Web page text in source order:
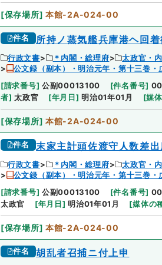
[保存場所] 本館-2A-024-00
件名 所持ノ蒸気艦兵庫港ヘ回着
行政文書 ＊内閣・総理府 太政官・
公文録（副本）・明治元年・第十三巻・
[請求番号] 公副00013100 [件名番号]
者] 太政官 [年月日] 明治01年01月 [媒
[保存場所] 本館-2A-024-00
件名 末家主計頭佐渡守人数差
行政文書 ＊内閣・総理府 太政官・
公文録（副本）・明治元年・第十三巻・
[請求番号] 公副00013100 [件名番号]
太政官
[年月日] 明治01年01月 [媒体の
[保存場所] 本館-2A-024-00
件名 胡乱者召捕ニ付上申